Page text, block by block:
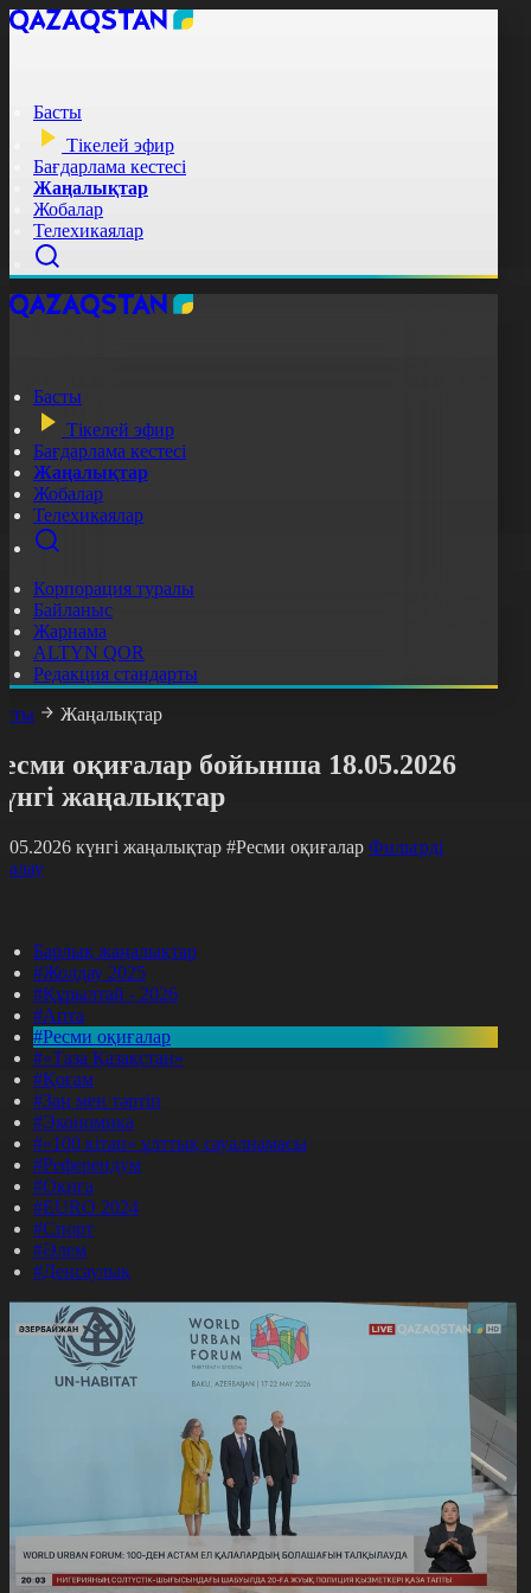
Басты
Тікелей эфир
Бағдарлама кестесі
Жаңалықтар
Жобалар
Телехикаялар
Басты
Тікелей эфир
Бағдарлама кестесі
Жаңалықтар
Жобалар
Телехикаялар
Корпорация туралы
Байланыс
Жарнама
ALTYN QOR
Редакция стандарты
Жаңалықтар
оқиғалар бойынша 18.05.2026
жаңалықтар
күнгі жаңалықтар #Ресми оқиғалар Фильтрді
Барлық жаңалықтар
#Жолдау 2025
#Құрылтай - 2026
#Апта
#Ресми оқиғалар
#«Таза Қазақстан»
#Қоғам
#Заң мен тәртіп
#Экономика
#«100 кітап» ұлттық сауалнамасы
#Референдум
#Оқиға
#EURO 2024
#Спорт
#Әлем
#Денсаулық